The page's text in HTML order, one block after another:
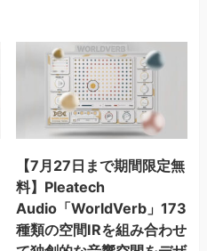
【7月27日まで期間限定無
料】Pleatech
Audio「WorldVerb」173
種類の空間IRを組み合わせ